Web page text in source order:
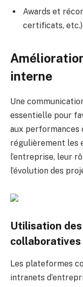
Awards et
certificats, etc.)
interne
Une
essentielle pour
aux performances
régulièrement les
l’entreprise, leur
l’évolution des
Utilisation
collaboratives
Les plateformes
intranets